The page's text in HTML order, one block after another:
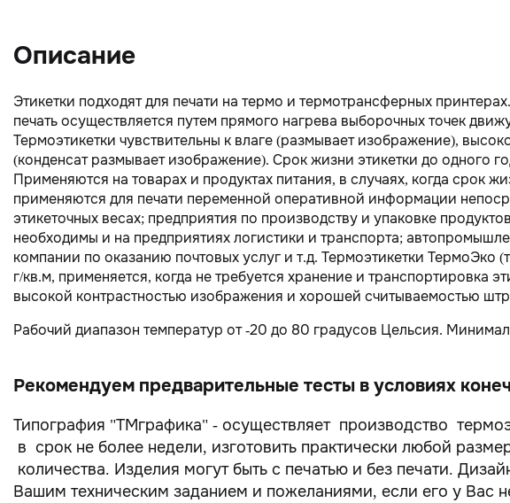
Описание
Этикетки подходят для печати на термо и термотрансферных
печать осуществляется путем прямого нагрева выборочных точек
Термоэтикетки чувствительны к влаге (размывает изображение),
(конденсат размывает изображение). Срок жизни этикетки до одного
Применяются на товарах и продуктах питания, в случаях, когда срок
применяются для печати переменной оперативной информации
этикеточных весах; предприятия по производству и упаковке
необходимы и на предприятиях логистики и транспорта;
компании по оказанию почтовых услуг и т.д. Термоэтикетки
г/кв.м, применяется, когда не требуется хранение и транспортировка
высокой контрастностью изображения и хорошей считываемостью
Рабочий диапазон температур от -20 до 80 градусов Цельсия.
Рекомендуем предварительные тесты в условиях
Типография "ТМграфика" - осуществляет производство
в срок не более недели, изготовить практически любой
количества. Изделия могут быть с печатью и без печати.
Вашим техническим заданием и пожеланиями, если его у Вас